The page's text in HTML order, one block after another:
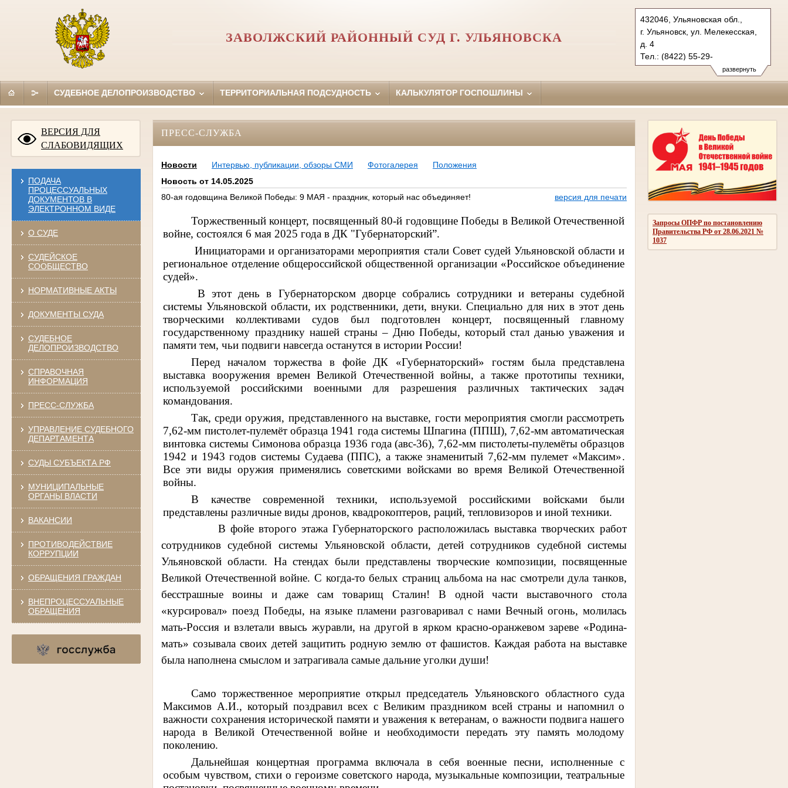
развернуть
432046, Ульяновская обл.,
г. Ульяновск, ул. Мелекесская,
д. 4
Тел.: (8422) 55-29-
36 (приемная/ф.), 55-23-28,
(ф.) 52-16-80
ЗАВОЛЖСКИЙ РАЙОННЫЙ СУД Г. УЛЬЯНОВСКА
СУДЕБНОЕ ДЕЛОПРОИЗВОДСТВО ТЕРРИТОРИАЛЬНАЯ ПОДСУДНОСТЬ КАЛЬКУЛЯТОР ГОСПОШЛИНЫ
ВЕРСИЯ ДЛЯ
СЛАБОВИДЯЩИХ
ПОДАЧА
ПРОЦЕССУАЛЬНЫХ
ДОКУМЕНТОВ В
ЭЛЕКТРОННОМ ВИДЕ
О СУДЕ
СУДЕЙСКОЕ
СООБЩЕСТВО
НОРМАТИВНЫЕ АКТЫ
ДОКУМЕНТЫ СУДА
СУДЕБНОЕ
ДЕЛОПРОИЗВОДСТВО
СПРАВОЧНАЯ
ИНФОРМАЦИЯ
ПРЕСС-СЛУЖБА
УПРАВЛЕНИЕ СУДЕБНОГО
ДЕПАРТАМЕНТА
СУДЫ СУБЪЕКТА РФ
МУНИЦИПАЛЬНЫЕ
ОРГАНЫ ВЛАСТИ
ВАКАНСИИ
ПРОТИВОДЕЙСТВИЕ
КОРРУПЦИИ
ОБРАЩЕНИЯ ГРАЖДАН
ВНЕПРОЦЕССУАЛЬНЫЕ
ОБРАЩЕНИЯ
Запросы ОПФР по постановлению
Правительства РФ от 28.06.2021 №
1037
ПРЕСС-СЛУЖБА
Новости Интервью, публикации, обзоры СМИ Фотогалерея
Положения
Новость от 14.05.2025
80-ая годовщина Великой Победы: 9 МАЯ - праздник, который нас объединяет!
версия для печати
Торжественный концерт, посвященный 80-й годовщине Победы в Великой Отечественной
войне, состоялся 6 мая 2025 года в ДК "Губернаторский”.
Инициаторами и организаторами мероприятия стали Совет судей Ульяновской области и
региональное отделение общероссийской общественной организации «Российское объединение
судей».
В этот день в Губернаторском дворце собрались сотрудники и ветераны судебной
системы Ульяновской области, их родственники, дети, внуки. Специально для них в этот день
творческими коллективами судов был подготовлен концерт, посвященный главному
государственному празднику нашей страны – Дню Победы, которыйстал данью уважения и
памяти тем, чьи подвиги навсегда останутся в истории России!
Перед началом торжества в фойе ДК «Губернаторский» гостям была представлена
выставка вооружения времен Великой Отечественной войны, а также прототипы техники,
используемой российскими военными для разрешения различных тактических задач
командования.
Так, среди оружия, представленного на выставке, гости мероприятия смогли рассмотреть
7,62-мм пистолет-пулемёт образца 1941 года системы Шпагина (ППШ), 7,62-мм автоматическая
винтовка системы Симонова образца 1936 года (авс-36), 7,62-мм пистолеты-пулемёты образцов
1942 и 1943 годов системы Судаева (ППС), а также знаменитый 7,62-мм пулемет «Максим».
Все эти виды оружия применялись советскими войсками во время Великой Отечественной
войны.
В качестве современной техники, используемой российскими войсками были
представлены различные виды дронов, квадрокоптеров, раций, тепловизоров и иной техники.
В фойе второго этажа Губернаторского расположилась выставка творческих работ
сотрудников судебной системы Ульяновской области, детей сотрудников судебной системы
Ульяновской области. На стендах были представлены творческие композиции, посвященные
Великой Отечественной войне. С когда-то белых страниц альбома на нас смотрели дула танков,
бесстрашные воины и даже сам товарищ Сталин! В одной части выставочного стола
«курсировал» поезд Победы, на языке пламени разговаривал с нами Вечный огонь, молилась
мать-Россия и взлетали ввысь журавли, на другой в ярком красно-оранжевом зареве «Родина-
мать» созывала своих детей защитить родную землю от фашистов. Каждая работа на выставке
была наполнена смыслом и затрагивала самые дальние уголки души!
Само торжественное мероприятие открыл председатель Ульяновского областного суда
Максимов А.И., который поздравил всех с Великим праздником всей страны и напомнил о
важности сохранения исторической памяти и уважения к ветеранам, о важности подвига нашего
народа в Великой Отечественной войне и необходимости передать эту память молодому
поколению.
Дальнейшая концертная программа включала в себя военные песни, исполненные с
особым чувством, стихи о героизме советского народа, музыкальные композиции, театральные